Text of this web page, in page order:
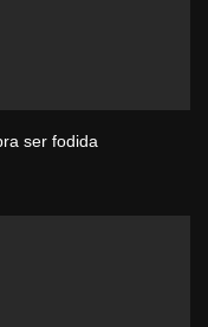
ser fodida